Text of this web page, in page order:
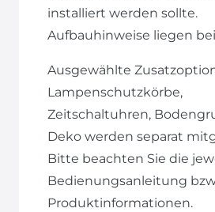
installiert werden sollte.
Aufbauhinweise liegen
Ausgewählte
Lampenschutzkörbe,
Zeitschaltuhren,
Deko werden separat
Bitte beachten Sie die
Bedienungsanleitung
Produktinformationen.